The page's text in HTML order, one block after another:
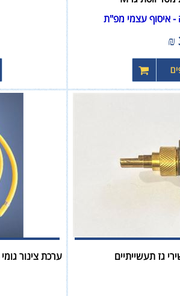
- איסוף עצמי מפ"ת
₪
גז תעשייתיים ערכת צינור גומי עם ווסת גז